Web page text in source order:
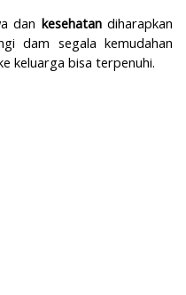
dan kesehatandiharapkan
dam segala kemudahan
keluarga bisa terpenuhi.